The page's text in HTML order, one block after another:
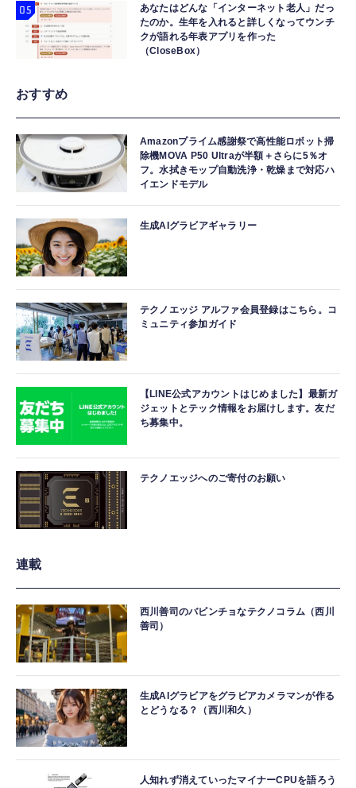
あなたはどんな「インターネット老人」だっ
たのか。生年を入れると詳しくなってウンチ
クが語れる年表アプリを作った
（CloseBox）
おすすめ
Amazonプライム感謝祭で高性能ロボット掃
除機MOVA P50 Ultraが半額＋さらに5％オ
フ。水拭きモップ自動洗浄・乾燥まで対応ハ
イエンドモデル
生成AIグラビアギャラリー
テクノエッジ アルファ会員登録はこちら。コ
ミュニティ参加ガイド
【LINE公式アカウントはじめました】最新ガ
ジェットとテック情報をお届けします。友だ
ち募集中。
テクノエッジへのご寄付のお願い
連載
西川善司のバビンチョなテクノコラム（西川
善司）
生成AIグラビアをグラビアカメラマンが作る
とどうなる？（西川和久）
人知れず消えていったマイナーCPUを語ろう